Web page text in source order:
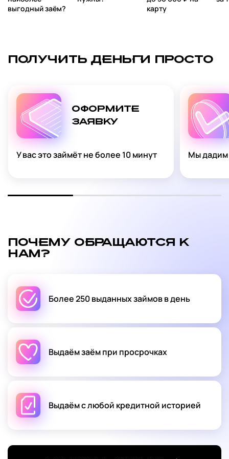
выгодный заём?
карту
ПОЛУЧИТЬ ДЕНЬГИ ПРОСТО
ОФОРМИТЕ
ЗАЯВКУ
У вас это займёт не более 10 минут Мы дадим
ПОЧЕМУ ОБРАЩАЮТСЯ К
НАМ?
Более 250 выданных займов в день
Выдаём заём при просрочках
Выдаём с любой кредитной историей